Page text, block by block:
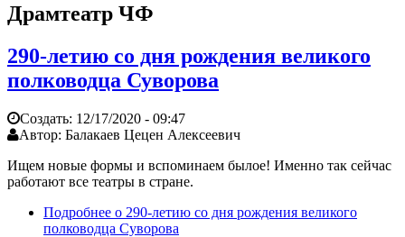
Драмтеатр ЧФ
290-летию со дня рождения великого
полководца Суворова
Создать: 12/17/2020 - 09:47
Автор: Балакаев Цецен Алексеевич
Ищем новые формы и вспоминаем былое! Именно так сейчас
работают все театры в стране.
Подробнее о 290-летию со дня рождения великого
полководца Суворова